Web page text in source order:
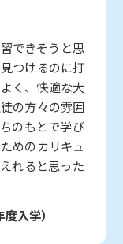
できそうと思
つけるのに打
く、快適な大
の方々の雰囲
のもとで学び
めのカリキュ
れると思った
度入学）